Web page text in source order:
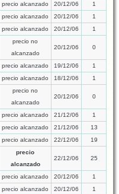
precio alcanzado 20/12/06
1
precio alcanzado 20/12/06
1
precio alcanzado 20/12/06 1
precio no
alcanzado
20/12/06 0
precio alcanzado 19/12/06
1
precio alcanzado 18/12/06 1
precio no
alcanzado
20/12/06 0
precio alcanzado 21/12/06
1
precio alcanzado 21/12/06
13
precio alcanzado 22/12/06 19
precio
alcanzado
22/12/06 25
precio alcanzado 20/12/06
1
precio alcanzado 20/12/06
1